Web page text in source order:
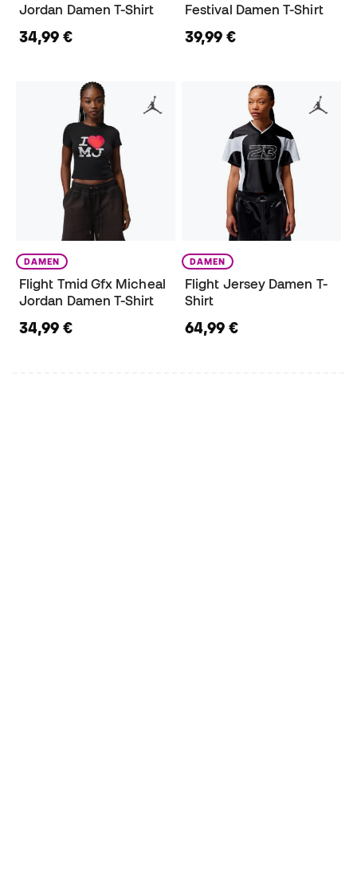
Jordan Damen T-Shirt
34,99 €
Festival Damen T-Shirt
39,99 €
DAMEN
Flight Tmid Gfx Micheal
Jordan Damen T-Shirt
34,99 €
DAMEN
Flight Jersey Damen T-
Shirt
64,99 €